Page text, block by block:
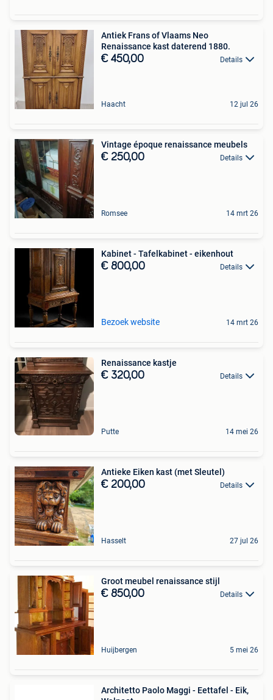
Antiek Frans of Vlaams Neo
Renaissance kast daterend 1880.
€ 450,00 Details
Haacht 12 jul 26
Vintage époque renaissance meubels
€ 250,00 Details
Romsee 14 mrt 26
Kabinet - Tafelkabinet - eikenhout
€ 800,00 Details
Bezoek website 14 mrt 26
Renaissance kastje
€ 320,00 Details
Putte 14 mei 26
Antieke Eiken kast (met Sleutel)
€ 200,00 Details
Hasselt 27 jul 26
Groot meubel renaissance stijl
€ 850,00 Details
Huijbergen 5 mei 26
Architetto Paolo Maggi - Eettafel - Eik,